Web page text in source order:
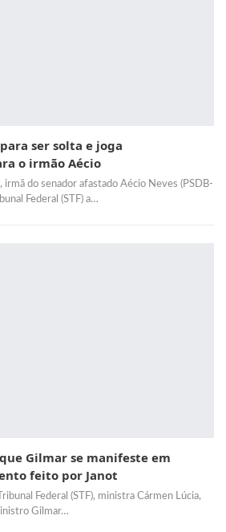
ser solta e joga
o irmão Aécio
do senador afastado Aécio Neves (PSDB-
Federal (STF) a…
Gilmar se manifeste em
feito por Janot
Federal (STF), ministra Cármen Lúcia,
Gilmar…